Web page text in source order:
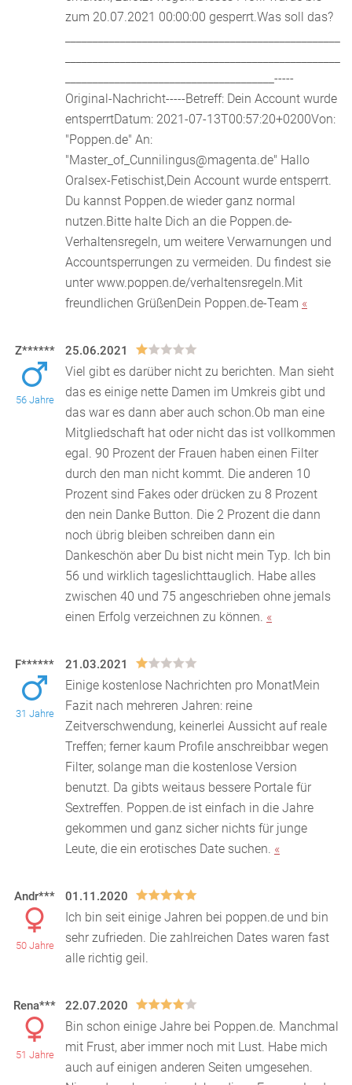
zum 20.07.2021 00:00:00 gesperrt.Was soll das?
______________________________________-----
Original-Nachricht-----Betreff: Dein Account wurde
entsperrtDatum: 2021-07-13T00:57:20+0200Von:
"Poppen.de" An:
"Master_of_Cunnilingus@magenta.de" Hallo
Oralsex-Fetischist,Dein Account wurde entsperrt.
Du kannst Poppen.de wieder ganz normal
nutzen.Bitte halte Dich an die Poppen.de-
Verhaltensregeln, um weitere Verwarnungen und
Accountsperrungen zu vermeiden. Du findest sie
unter www.poppen.de/verhaltensregeln.Mit
freundlichen GrüßenDein Poppen.de-Team «
Z******
56 Jahre
25.06.2021
Viel gibt es darüber nicht zu berichten. Man sieht
das es einige nette Damen im Umkreis gibt und
das war es dann aber auch schon.Ob man eine
Mitgliedschaft hat oder nicht das ist vollkommen
egal. 90 Prozent der Frauen haben einen Filter
durch den man nicht kommt. Die anderen 10
Prozent sind Fakes oder drücken zu 8 Prozent
den nein Danke Button. Die 2 Prozent die dann
noch übrig bleiben schreiben dann ein
Dankeschön aber Du bist nicht mein Typ. Ich bin
56 und wirklich tageslichttauglich. Habe alles
zwischen 40 und 75 angeschrieben ohne jemals
einen Erfolg verzeichnen zu können. «
F******
31 Jahre
21.03.2021
Einige kostenlose Nachrichten pro MonatMein
Fazit nach mehreren Jahren: reine
Zeitverschwendung, keinerlei Aussicht auf reale
Treffen; ferner kaum Profile anschreibbar wegen
Filter, solange man die kostenlose Version
benutzt. Da gibts weitaus bessere Portale für
Sextreffen. Poppen.de ist einfach in die Jahre
gekommen und ganz sicher nichts für junge
Leute, die ein erotisches Date suchen. «
Andr***
50 Jahre
01.11.2020
Ich bin seit einige Jahren bei poppen.de und bin
sehr zufrieden. Die zahlreichen Dates waren fast
alle richtig geil.
Rena***
51 Jahre
22.07.2020
Bin schon einige Jahre bei Poppen.de. Manchmal
mit Frust, aber immer noch mit Lust. Habe mich
auch auf einigen anderen Seiten umgesehen.